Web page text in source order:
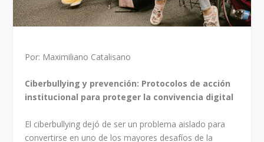
Por: Maximiliano Catalisano
Ciberbullying y prevención: Protocolos de acción
institucional para proteger la convivencia digital
El ciberbullying dejó de ser un problema aislado para
convertirse en uno de los mayores desafíos de la